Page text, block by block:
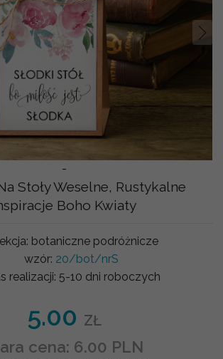
-
Stoły Weselne, Rustykalne
Boho Kwiaty
botaniczne podróżnicze
wzór: 20/bot/nrS
realizacji: 5-10 dni roboczych
5.00 ZŁ
cena: 6.00 PLN